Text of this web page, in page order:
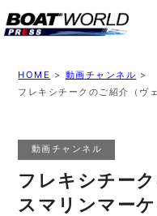
業界ニュース
ジェットスキー
動画チャンネル
HOME > 動画チャンネル >
フレキシチークのご紹介（ヴ
動画チャンネル
フレキシチー
スマリンマーケ